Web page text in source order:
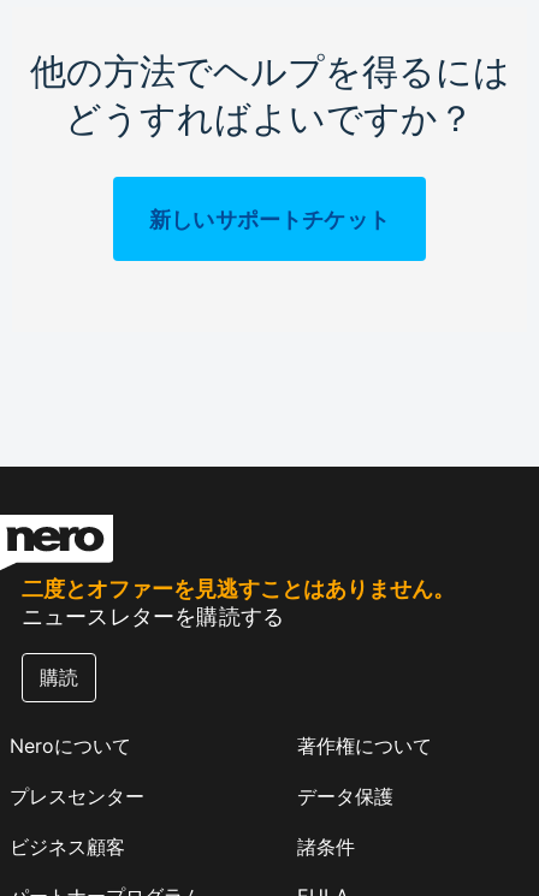
他の方法でヘルプを得るには
どうすればよいですか？
新しいサポートチケット
二度とオファーを見逃すことはありません。
ニュースレターを購読する
購読
Neroについて
プレスセンター
ビジネス顧客
著作権について
データ保護
諸条件